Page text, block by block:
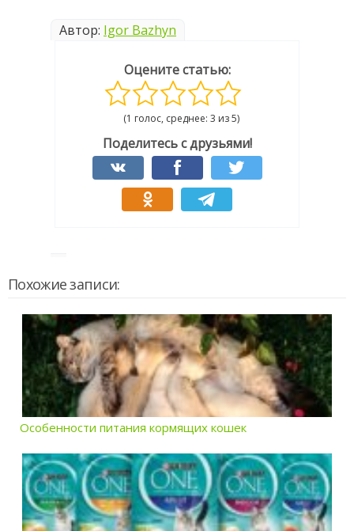
Автор: Igor Bazhyn
Оцените статью:
(1 голос, среднее: 3 из 5)
Поделитесь с друзьями!
Похожие записи:
Особенности питания кормящих кошек